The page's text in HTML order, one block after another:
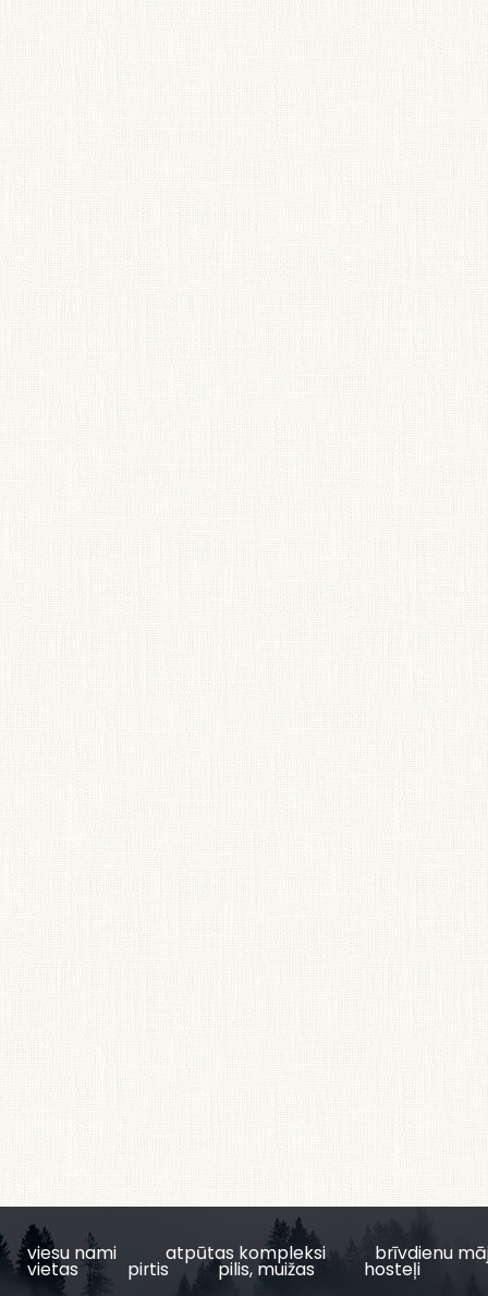
viesu nami atpūtas kompleksi brīvdienu
vietas pirtis pilis, muižas hosteļi